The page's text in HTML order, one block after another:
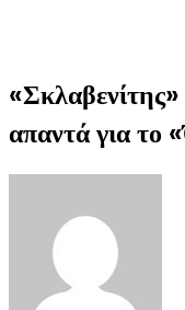
απαντά για το